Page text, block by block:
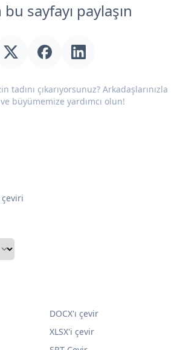
sayfayı paylaşın
tadını çıkarıyorsunuz? Arkadaşlarınızla
büyümemize yardımcı olun!
DOCX'ı çevir
XLSX'i çevir